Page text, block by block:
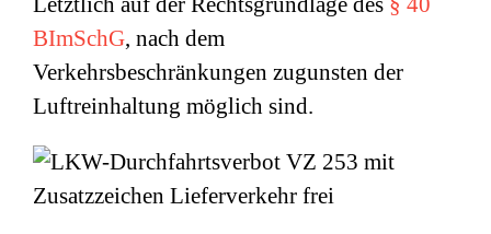
BImSchG, nach dem
Verkehrsbeschränkungen zugunsten der
Luftreinhaltung möglich sind.